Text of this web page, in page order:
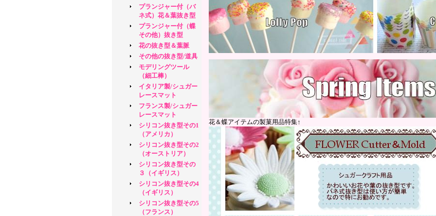
プランジャー付（バ
ネ式）花＆葉抜き型
プランジャー付（蝶
その他）抜き型
花の抜き型＆葉脈
その他の抜き型/道具
モデリングツール
（細工棒）
イタリア製/シュガー
レースマット
フランス製/シュガー
レースマット
シリコン抜き型その1
（アメリカ）
シリコン抜き型その2
（オーストリア）
シリコン抜き型その
３（イギリス）
シリコン抜き型その4
（イギリス）
シリコン抜き型その5
（フランス）
花＆蝶アイテムの製菓用品特集↑